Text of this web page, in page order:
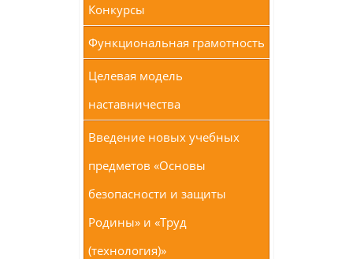
Конкурсы
Функциональная грамотность
Целевая модель
наставничества
Введение новых учебных
предметов «Основы
безопасности и защиты
Родины» и «Труд
(технология)»